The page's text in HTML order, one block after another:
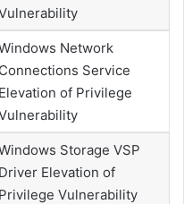
Network
Connections Service
Elevation of Privilege
Storage VSP
Driver Elevation of
Privilege Vulnerability